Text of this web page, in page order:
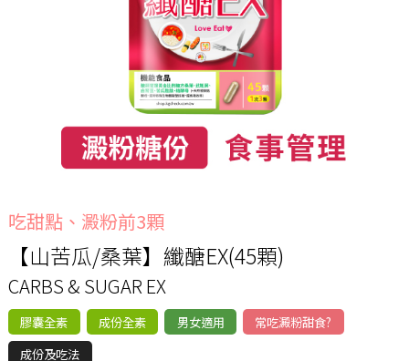
吃甜點、澱粉前3顆
【山苦瓜/桑葉】纖醣EX(45顆)
CARBS & SUGAR EX
膠囊全素 成份全素 男女適用
常吃澱粉甜食?
成份及吃法